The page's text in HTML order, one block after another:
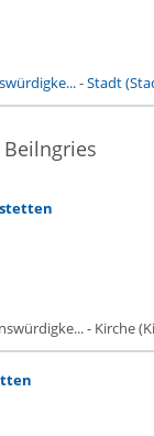
-Stadt
- Kirche